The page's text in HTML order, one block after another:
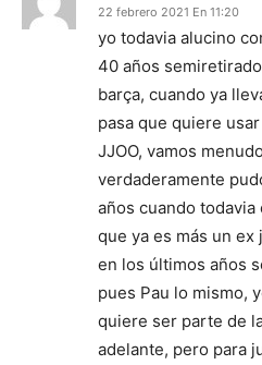
22 febrero 2021 En 11:20
yo todavia alucino
40 años
barça, cuando ya
pasa que quiere
JJOO, vamos
verdaderamente
años cuando
que ya es más un ex
en los últimos años
pues Pau lo mismo,
quiere ser parte de
adelante, pero para